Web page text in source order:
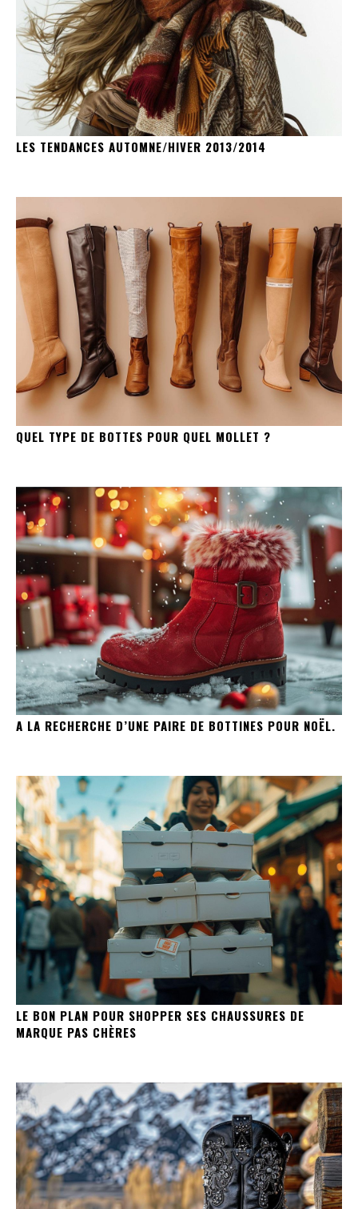
LES TENDANCES AUTOMNE/HIVER 2013/2014
QUEL TYPE DE BOTTES POUR QUEL MOLLET ?
A LA RECHERCHE D’UNE PAIRE DE BOTTINES POUR NOËL.
LE BON PLAN POUR SHOPPER SES CHAUSSURES DE
MARQUE PAS CHÈRES